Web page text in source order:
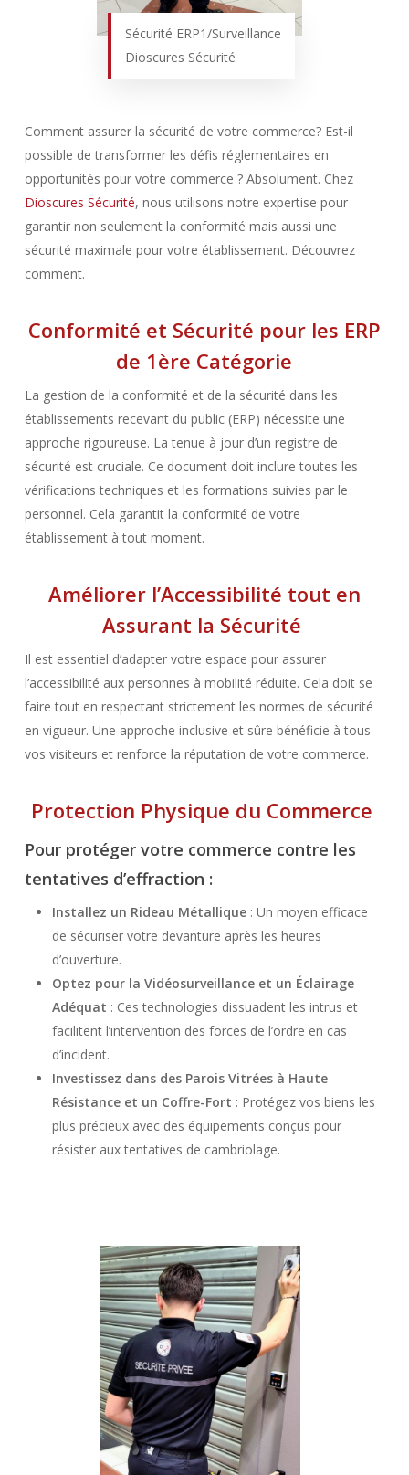
Sécurité ERP1/Surveillance
Dioscures Sécurité
Comment assurer la sécurité de votre commerce? Est-il
possible de transformer les défis réglementaires en
opportunités pour votre commerce ? Absolument. Chez
Dioscures Sécurité, nous utilisons notre expertise pour
garantir non seulement la conformité mais aussi une
sécurité maximale pour votre établissement. Découvrez
comment.
Conformité et Sécurité pour les ERP
de 1ère Catégorie
La gestion de la conformité et de la sécurité dans les
établissements recevant du public (ERP) nécessite une
approche rigoureuse. La tenue à jour d’un registre de
sécurité est cruciale. Ce document doit inclure toutes les
vérifications techniques et les formations suivies par le
personnel. Cela garantit la conformité de votre
établissement à tout moment.
Améliorer l’Accessibilité tout en
Assurant la Sécurité
Il est essentiel d’adapter votre espace pour assurer
l’accessibilité aux personnes à mobilité réduite. Cela doit se
faire tout en respectant strictement les normes de sécurité
en vigueur. Une approche inclusive et sûre bénéficie à tous
vos visiteurs et renforce la réputation de votre commerce.
Protection Physique du Commerce
Pour protéger votre commerce contre les
tentatives d’effraction :
Installez un Rideau Métallique: Un moyen efficace
de sécuriser votre devanture après les heures
d’ouverture.
Optez pour la Vidéosurveillance et un Éclairage
Adéquat : Ces technologies dissuadent les intrus et
facilitent l’intervention des forces de l’ordre en cas
d’incident.
Investissez dans des Parois Vitrées à Haute
Résistance et un Coffre-Fort : Protégez vos biens les
plus précieux avec des équipements conçus pour
résister aux tentatives de cambriolage.